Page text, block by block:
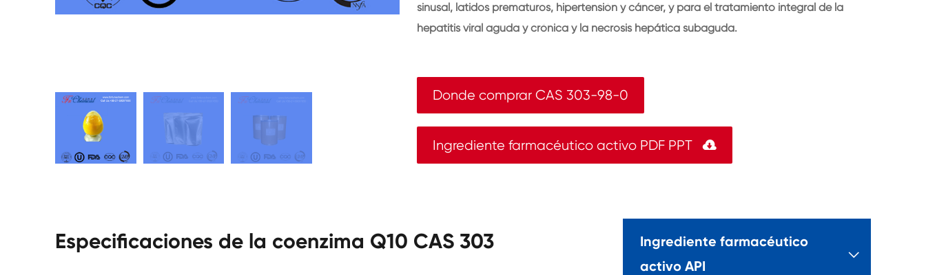
sinusal, latidos prematuros, hipertensión y cáncer, y para el tratamiento integral de la
hepatitis viral aguda y crónica y la necrosis hepática subaguda.
Donde comprar CAS 303-98-0
Ingrediente farmacéutico activo PDF PPT 
Especificaciones de la coenzima Q10 CAS 303
Ingrediente farmacéutico
activo API
